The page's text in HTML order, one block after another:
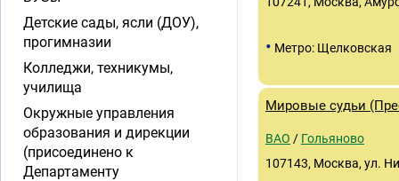
• Метро: Щелковская
Мировые судьи
ВАО / Гольяново
107143, Москва, ул.
Детские сады, ясли (ДОУ),
прогимназии
Колледжи, техникумы,
училища
Окружные управления
образования и дирекции
(присоединено к
Департаменту